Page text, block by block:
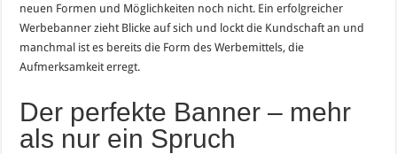
neuen Formen und Möglichkeiten noch nicht. Ein erfolgreicher
Werbebanner zieht Blicke auf sich und lockt die Kundschaft an und
manchmal ist es bereits die Form des Werbemittels, die
Aufmerksamkeit erregt.
Der perfekte Banner – mehr
als nur ein Spruch